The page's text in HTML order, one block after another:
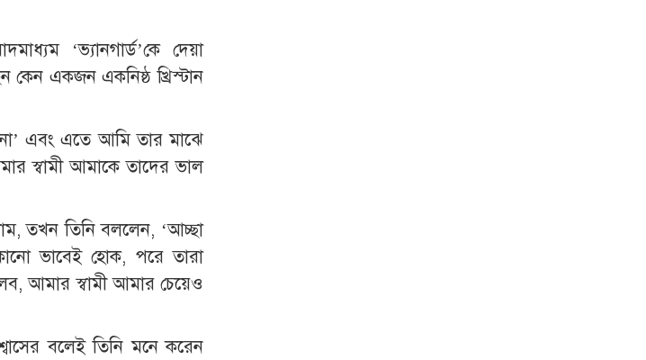
‘ভ্যানগার্ড’কে দেয়া
কেন একজন একনিষ্ঠ খ্রিস্টান
এবং এতে আমি তার মাঝে
স্বামী আমাকে তাদের ভাল
তখন তিনি বললেন, ‘আচ্ছা
ভাবেই হোক, পরে তারা
আমার স্বামী আমার চেয়েও
বলেই তিনি মনে করেন